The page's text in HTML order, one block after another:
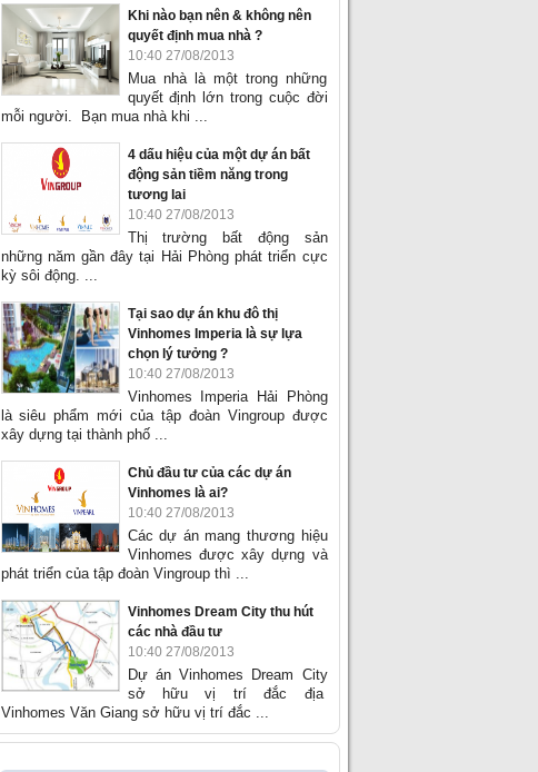
Khi nào bạn nên & không nên
quyết định mua nhà ?
10:40 27/08/2013
Mua nhà là một trong những
quyết định lớn trong cuộc đời
mỗi người. Bạn mua nhà khi ...
4 dấu hiệu của một dự án bất
động sản tiềm năng trong
tương lai
10:40 27/08/2013
Thị trường bất động sản
những năm gần đây tại Hải Phòng phát triển cực
kỳ sôi động. ...
Tại sao dự án khu đô thị
Vinhomes Imperia là sự lựa
chọn lý tưởng ?
10:40 27/08/2013
Vinhomes Imperia Hải Phòng
là siêu phẩm mới của tập đoàn Vingroup được
xây dựng tại thành phố ...
Chủ đầu tư của các dự án
Vinhomes là ai?
10:40 27/08/2013
Các dự án mang thương hiệu
Vinhomes được xây dựng và
phát triển của tập đoàn Vingroup thì ...
Vinhomes Dream City thu hút
các nhà đầu tư
10:40 27/08/2013
Dự án Vinhomes Dream City
sở hữu vị trí đắc địa
Vinhomes Văn Giang sở hữu vị trí đắc ...